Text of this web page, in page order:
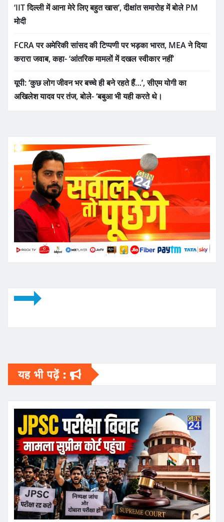
‘IIT दिल्ली में आना मेरे लिए बहुत खास’, दीक्षांत समारोह में बोले PM
मोदी
FCRA पर अमेरिकी सांसद की टिप्पणी पर भड़का भारत, MEA ने दिया
करारा जवाब, कहा- ‘आंतरिक मामलों में दखल स्वीकार नहीं’
यूपी: ‘कुछ लोग जीवन भर बच्चे ही बने रहते हैं…’, सीएम योगी का
अखिलेश यादव पर तंज, बोले- ‘बबुआ भी यही करते थे।
यह भी पढ़ें :